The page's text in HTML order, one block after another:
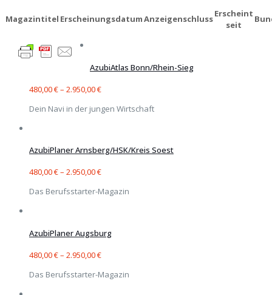
Magazintitel ErscheinungsdatumAnzeigenschlussErscheint
seit
AzubiAtlas Bonn/Rhein-Sieg
480,00€– 2.950,00€
Dein Navi in der jungen Wirtschaft
AzubiPlaner Arnsberg/HSK/Kreis Soest
480,00€– 2.950,00€
Das Berufsstarter-Magazin
AzubiPlaner Augsburg
480,00€– 2.950,00€
Das Berufsstarter-Magazin